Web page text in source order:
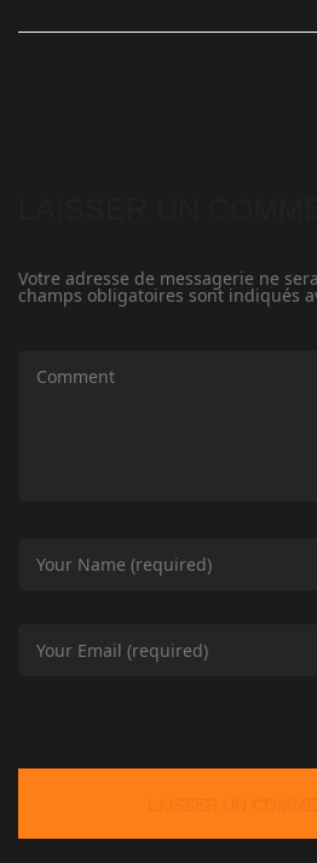
Votre adresse de messagerie ne
champs obligatoires sont indiqués